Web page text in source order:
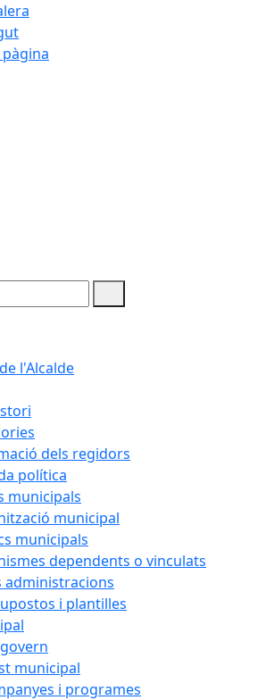
l'Alcalde
dels regidors
política
municipals
municipal
municipals
dependents o vinculats
administracions
i plantilles
municipal
i programes